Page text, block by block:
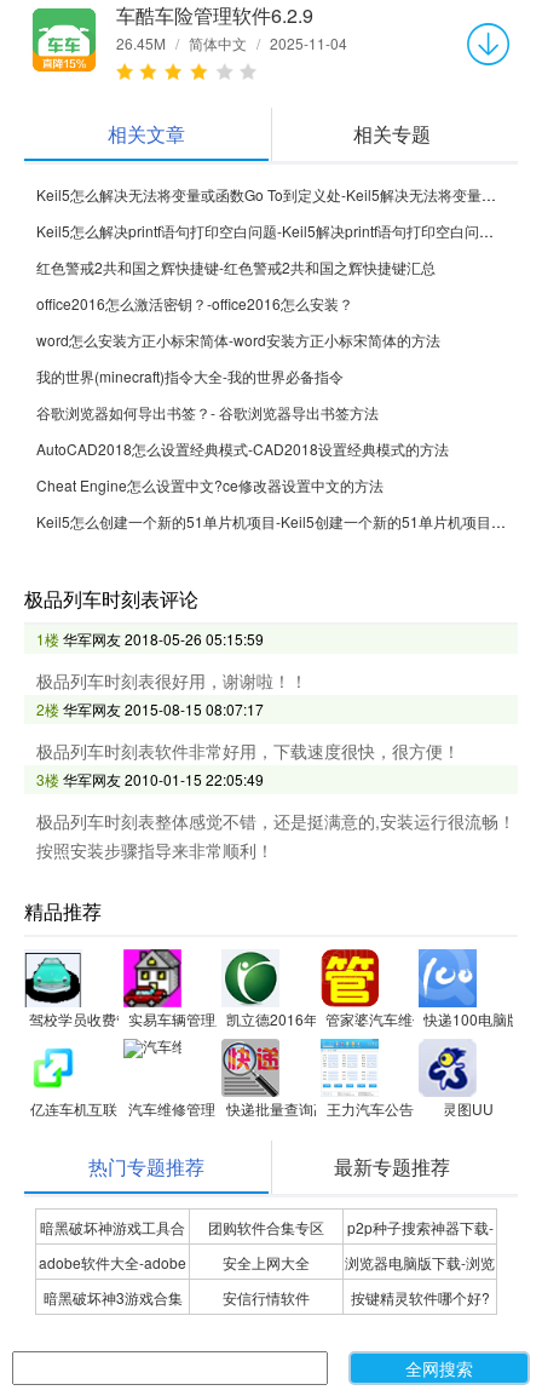
车酷车险管理软件6.2.9
26.45M / 简体中文 / 2025-11-04
相关文章 相关专题
Keil5怎么解决无法将变量或函数Go To到定义处-Keil5解决无法将变量或函数Go To到定义处的方法
Keil5怎么解决printf语句打印空白问题-Keil5解决printf语句打印空白问题的方法
红色警戒2共和国之辉快捷键-红色警戒2共和国之辉快捷键汇总
office2016怎么激活密钥？-office2016怎么安装？
word怎么安装方正小标宋简体-word安装方正小标宋简体的方法
我的世界(minecraft)指令大全-我的世界必备指令
谷歌浏览器如何导出书签？- 谷歌浏览器导出书签方法
AutoCAD2018怎么设置经典模式-CAD2018设置经典模式的方法
Cheat Engine怎么设置中文?ce修改器设置中文的方法
Keil5怎么创建一个新的51单片机项目-Keil5创建一个新的51单片机项目的方法
极品列车时刻表评论
1楼华军网友2018-05-26 05:15:59
极品列车时刻表很好用，谢谢啦！！
2楼华军网友2015-08-15 08:07:17
极品列车时刻表软件非常好用，下载速度很快，很方便！
3楼华军网友2010-01-15 22:05:49
极品列车时刻表整体感觉不错，还是挺满意的,安装运行很流畅！
按照安装步骤指导来非常顺利！
精品推荐
驾校学员收费管理系统软件
实易车辆管理系统凯立德2016年春季导航电脑版
管家婆汽车维修管理软件
快递100电脑版
亿连车机互联 汽车维修管理 快递批量查询高手王力汽车公告 灵图UU
热门专题推荐 最新专题推荐
暗黑破坏神游戏工具合
集
团购软件合集专区
p2p种子搜索神器下载-
P2P种子搜索神器专题
adobe软件大全-adobe
全系列软件下载-adobe
安全上网大全
浏览器电脑版下载-浏览
器下载合集
暗黑破坏神3游戏合集 安信行情软件
按键精灵软件哪个好?